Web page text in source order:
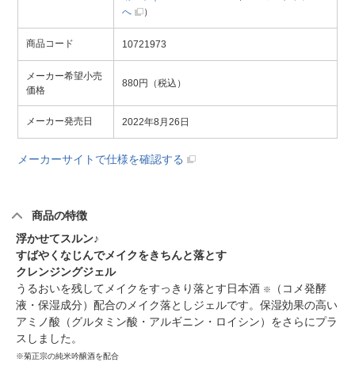
へ
）
商品コード 10721973
メーカー希望小売
価格
880円（税込）
メーカー発売日 2022年8月26日
メーカーサイトで仕様を確認する
商品の特徴
浮かせてスルン♪
すばやくなじんでメイクをきちんと落とす
クレンジングジェル
うるおいを残してメイクをすっきり落とす日本酒 ※
（コメ発酵
液・保湿成分）配合のメイク落としジェルです。保湿効果の高い
アミノ酸（グルタミン酸・アルギニン・ロイシン）をさらにプラ
スしました。
※菊正宗の純米吟醸酒を配合